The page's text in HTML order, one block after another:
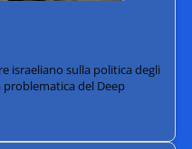
israeliano sulla politica degli
problematica del Deep